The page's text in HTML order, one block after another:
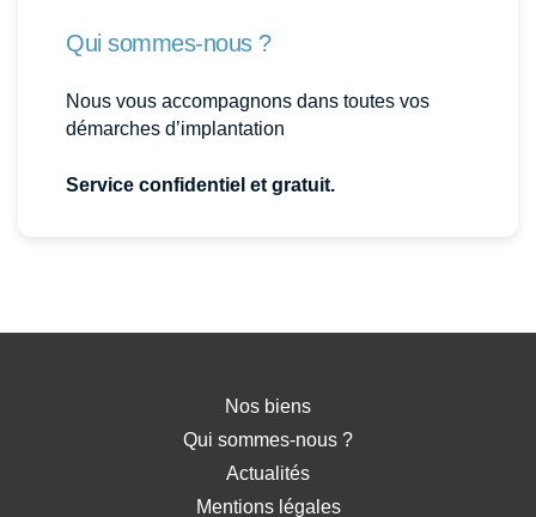
Qui sommes-nous ?
Nous vous accompagnons dans toutes vos
démarches d’implantation
Service confidentiel et gratuit.
Nos biens
Qui sommes-nous ?
Actualités
Mentions légales